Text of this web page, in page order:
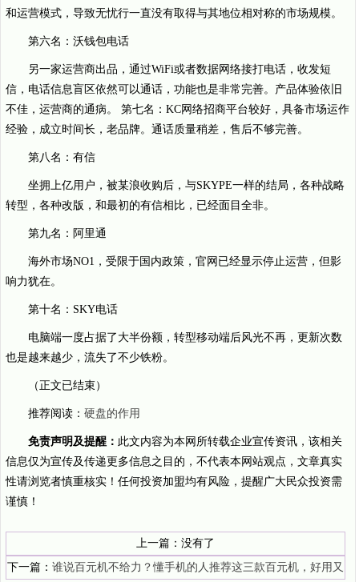
和运营模式，导致无忧行一直没有取得与其地位相对称的市场规模。
第六名：沃钱包电话
另一家运营商出品，通过WiFi或者数据网络接打电话，收发短
信，电话信息盲区依然可以通话，功能也是非常完善。产品体验依旧
不佳，运营商的通病。 第七名：KC网络招商平台较好，具备市场运作
经验，成立时间长，老品牌。通话质量稍差，售后不够完善。
第八名：有信
坐拥上亿用户，被某浪收购后，与SKYPE一样的结局，各种战略
转型，各种改版，和最初的有信相比，已经面目全非。
第九名：阿里通
海外市场NO1，受限于国内政策，官网已经显示停止运营，但影
响力犹在。
第十名：SKY电话
电脑端一度占据了大半份额，转型移动端后风光不再，更新次数
也是越来越少，流失了不少铁粉。
（正文已结束）
推荐阅读： 硬盘的作用
免责声明及提醒： 此文内容为本网所转载企业宣传资讯，该相关
信息仅为宣传及传递更多信息之目的，不代表本网站观点，文章真实
性请浏览者慎重核实！任何投资加盟均有风险，提醒广大民众投资需
谨慎！
上一篇：没有了
下一篇： 谁说百元机不给力？懂手机的人推荐这三款百元机，好用又